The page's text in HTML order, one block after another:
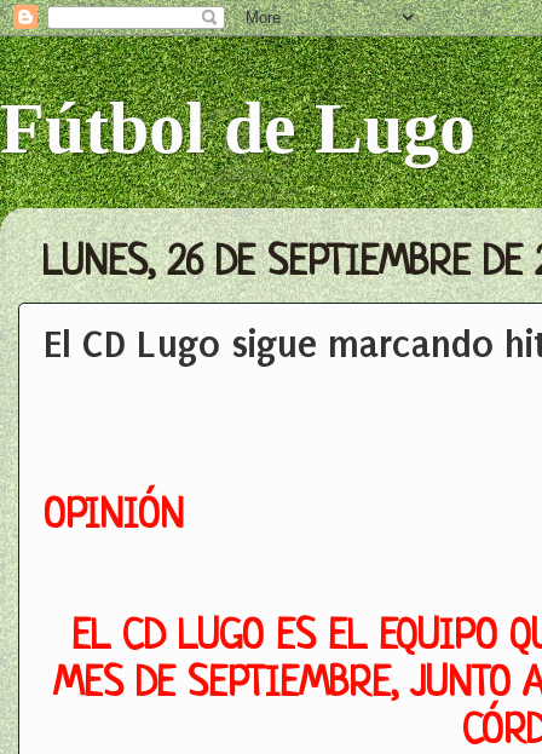
Fútbol de Lugo
LUNES, 26 DE SEPTIEMBRE DE
El CD Lugo sigue marcando
OPINIÓN
EL CD LUGO ES EL EQUIPO
MES DE SEPTIEMBRE, JUNTO